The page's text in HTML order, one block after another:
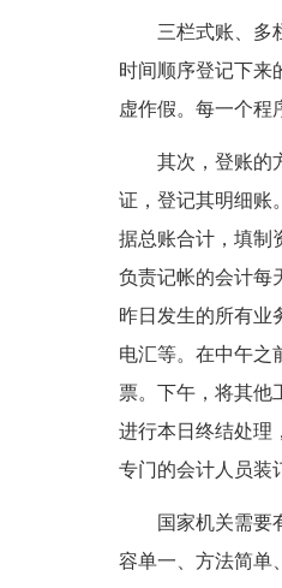
三栏式账、多栏
时间顺序登记下来
虚作假。每一个程
其次，登账的方
证，登记其明细账
据总账合计，填制
负责记帐的会计每
昨日发生的所有业
电汇等。在中午之
票。下午，将其他
进行本日终结处理
专门的会计人员装
国家机关需要有
容单一、方法简单